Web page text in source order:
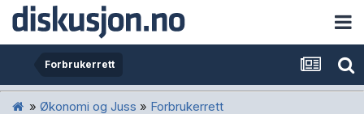
Forbrukerrett
» Økonomi og Juss » Forbrukerrett